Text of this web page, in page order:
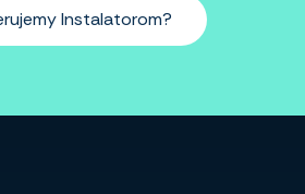
Instalatorom?